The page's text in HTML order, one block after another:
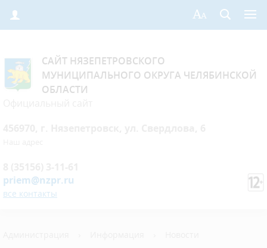
САЙТ НЯЗЕПЕТРОВСКОГО
МУНИЦИПАЛЬНОГО ОКРУГА ЧЕЛЯБИНСКОЙ
ОБЛАСТИ
priem@nzpr.ru
все контакты